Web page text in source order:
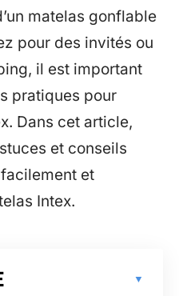
matelas gonflable
pour des invités ou
il est important
pratiques pour
Dans cet article,
et conseils
et
Intex.